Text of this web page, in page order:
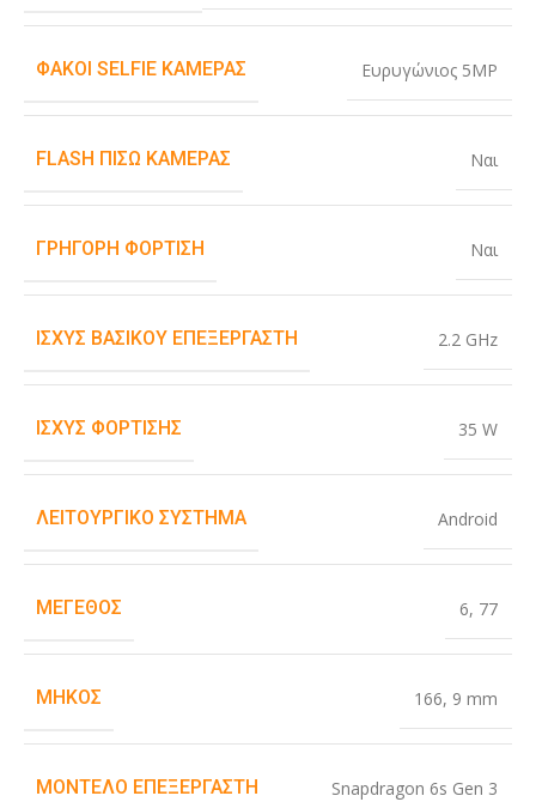
ΦΑΚΟΊ SELFIE ΚΆΜΕΡΑΣ Ευρυγώνιος 5MP
FLASH ΠΊΣΩ ΚΆΜΕΡΑΣ Ναι
ΓΡΉΓΟΡΗ ΦΌΡΤΙΣΗ Ναι
ΙΣΧΎΣ ΒΑΣΙΚΟΎ ΕΠΕΞΕΡΓΑΣΤΉ 2.2 GHz
ΙΣΧΎΣ ΦΌΡΤΙΣΗΣ 35 W
ΛΕΙΤΟΥΡΓΙΚΌ ΣΎΣΤΗΜΑ Android
ΜΈΓΕΘΟΣ 6, 77
ΜΉΚΟΣ 166, 9 mm
ΜΟΝΤΈΛΟ ΕΠΕΞΕΡΓΑΣΤΉ Snapdragon 6s Gen 3